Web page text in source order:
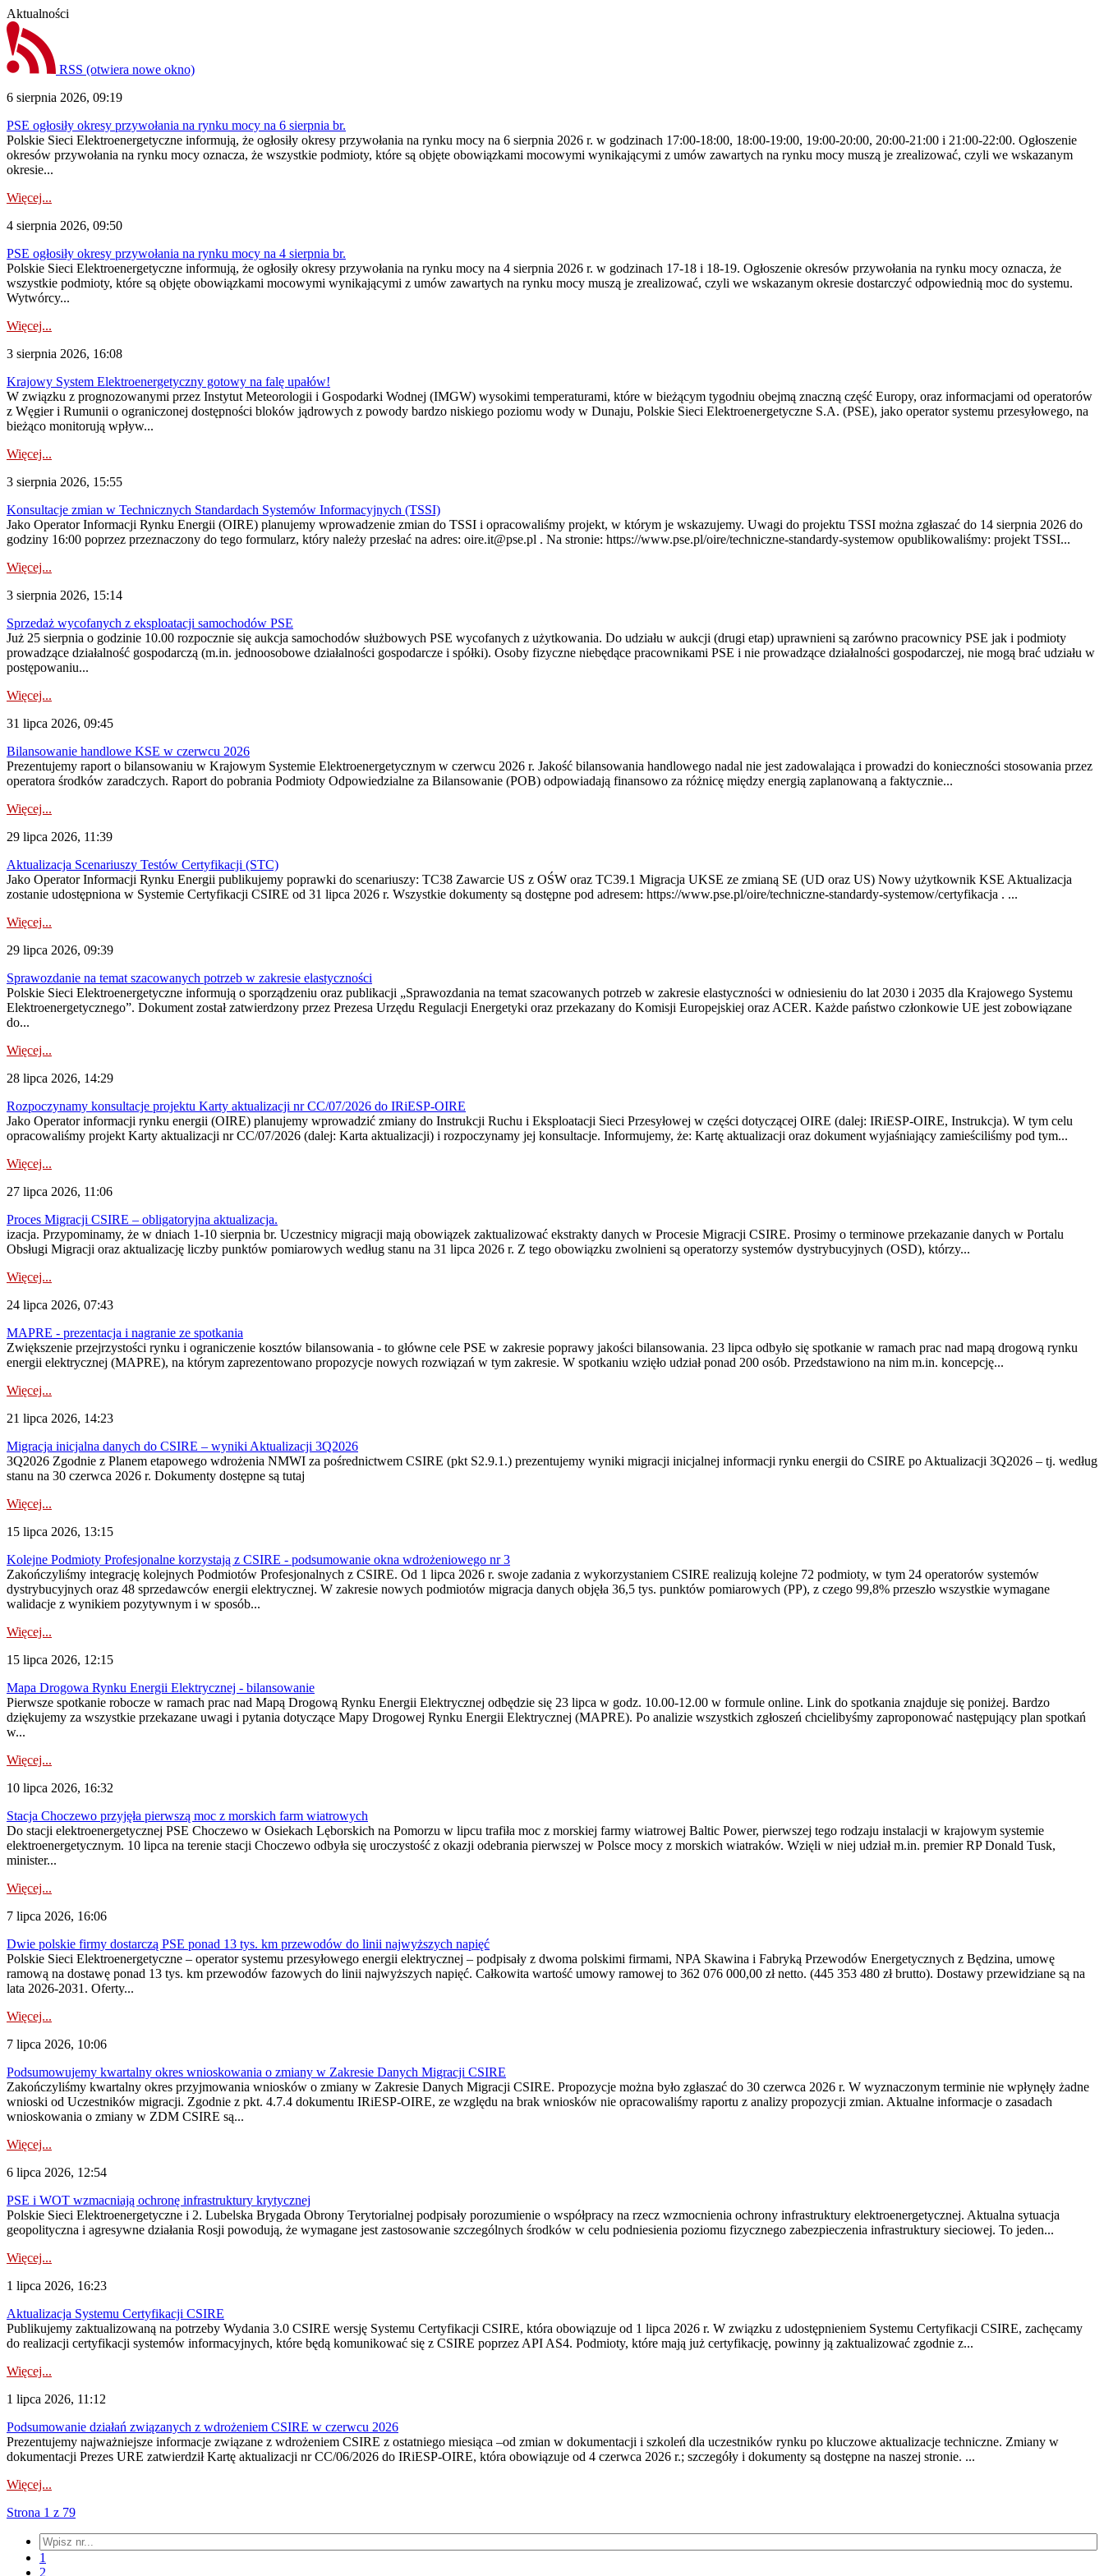
Aktualności
RSS (otwiera nowe okno)
6 sierpnia 2026, 09:19
PSE ogłosiły okresy przywołania na rynku mocy na 6 sierpnia br.
Polskie Sieci Elektroenergetyczne informują, że ogłosiły okresy przywołania na rynku mocy na 6 sierpnia 2026 r. w godzinach 17:00-18:00, 18:00-19:00, 19:00-20:00, 20:00-21:00 i 21:00-22:00. Ogłoszenie
okresów przywołania na rynku mocy oznacza, że wszystkie podmioty, które są objęte obowiązkami mocowymi wynikającymi z umów zawartych na rynku mocy muszą je zrealizować, czyli we wskazanym
okresie...
Więcej...
4 sierpnia 2026, 09:50
PSE ogłosiły okresy przywołania na rynku mocy na 4 sierpnia br.
Polskie Sieci Elektroenergetyczne informują, że ogłosiły okresy przywołania na rynku mocy na 4 sierpnia 2026 r. w godzinach 17-18 i 18-19. Ogłoszenie okresów przywołania na rynku mocy oznacza, że
wszystkie podmioty, które są objęte obowiązkami mocowymi wynikającymi z umów zawartych na rynku mocy muszą je zrealizować, czyli we wskazanym okresie dostarczyć odpowiednią moc do systemu.
Wytwórcy...
Więcej...
3 sierpnia 2026, 16:08
Krajowy System Elektroenergetyczny gotowy na falę upałów!
W związku z prognozowanymi przez Instytut Meteorologii i Gospodarki Wodnej (IMGW) wysokimi temperaturami, które w bieżącym tygodniu obejmą znaczną część Europy, oraz informacjami od operatorów
z Węgier i Rumunii o ograniczonej dostępności bloków jądrowych z powody bardzo niskiego poziomu wody w Dunaju, Polskie Sieci Elektroenergetyczne S.A. (PSE), jako operator systemu przesyłowego, na
bieżąco monitorują wpływ...
Więcej...
3 sierpnia 2026, 15:55
Konsultacje zmian w Technicznych Standardach Systemów Informacyjnych (TSSI)
Jako Operator Informacji Rynku Energii (OIRE) planujemy wprowadzenie zmian do TSSI i opracowaliśmy projekt, w którym je wskazujemy. Uwagi do projektu TSSI można zgłaszać do 14 sierpnia 2026 do
godziny 16:00 poprzez przeznaczony do tego formularz, który należy przesłać na adres: oire.it@pse.pl . Na stronie: https://www.pse.pl/oire/techniczne-standardy-systemow opublikowaliśmy: projekt TSSI...
Więcej...
3 sierpnia 2026, 15:14
Sprzedaż wycofanych z eksploatacji samochodów PSE
Już 25 sierpnia o godzinie 10.00 rozpocznie się aukcja samochodów służbowych PSE wycofanych z użytkowania. Do udziału w aukcji (drugi etap) uprawnieni są zarówno pracownicy PSE jak i podmioty
prowadzące działalność gospodarczą (m.in. jednoosobowe działalności gospodarcze i spółki). Osoby fizyczne niebędące pracownikami PSE i nie prowadzące działalności gospodarczej, nie mogą brać udziału w
postępowaniu...
Więcej...
31 lipca 2026, 09:45
Bilansowanie handlowe KSE w czerwcu 2026
Prezentujemy raport o bilansowaniu w Krajowym Systemie Elektroenergetycznym w czerwcu 2026 r. Jakość bilansowania handlowego nadal nie jest zadowalająca i prowadzi do konieczności stosowania przez
operatora środków zaradczych. Raport do pobrania Podmioty Odpowiedzialne za Bilansowanie (POB) odpowiadają finansowo za różnicę między energią zaplanowaną a faktycznie...
Więcej...
29 lipca 2026, 11:39
Aktualizacja Scenariuszy Testów Certyfikacji (STC)
Jako Operator Informacji Rynku Energii publikujemy poprawki do scenariuszy: TC38 Zawarcie US z OŚW oraz TC39.1 Migracja UKSE ze zmianą SE (UD oraz US) Nowy użytkownik KSE Aktualizacja
zostanie udostępniona w Systemie Certyfikacji CSIRE od 31 lipca 2026 r. Wszystkie dokumenty są dostępne pod adresem: https://www.pse.pl/oire/techniczne-standardy-systemow/certyfikacja . ...
Więcej...
29 lipca 2026, 09:39
Sprawozdanie na temat szacowanych potrzeb w zakresie elastyczności
Polskie Sieci Elektroenergetyczne informują o sporządzeniu oraz publikacji „Sprawozdania na temat szacowanych potrzeb w zakresie elastyczności w odniesieniu do lat 2030 i 2035 dla Krajowego Systemu
Elektroenergetycznego”. Dokument został zatwierdzony przez Prezesa Urzędu Regulacji Energetyki oraz przekazany do Komisji Europejskiej oraz ACER. Każde państwo członkowie UE jest zobowiązane
do...
Więcej...
28 lipca 2026, 14:29
Rozpoczynamy konsultacje projektu Karty aktualizacji nr CC/07/2026 do IRiESP-OIRE
Jako Operator informacji rynku energii (OIRE) planujemy wprowadzić zmiany do Instrukcji Ruchu i Eksploatacji Sieci Przesyłowej w części dotyczącej OIRE (dalej: IRiESP-OIRE, Instrukcja). W tym celu
opracowaliśmy projekt Karty aktualizacji nr CC/07/2026 (dalej: Karta aktualizacji) i rozpoczynamy jej konsultacje. Informujemy, że: Kartę aktualizacji oraz dokument wyjaśniający zamieściliśmy pod tym...
Więcej...
27 lipca 2026, 11:06
Proces Migracji CSIRE – obligatoryjna aktualizacja.
izacja. Przypominamy, że w dniach 1-10 sierpnia br. Uczestnicy migracji mają obowiązek zaktualizować ekstrakty danych w Procesie Migracji CSIRE. Prosimy o terminowe przekazanie danych w Portalu
Obsługi Migracji oraz aktualizację liczby punktów pomiarowych według stanu na 31 lipca 2026 r. Z tego obowiązku zwolnieni są operatorzy systemów dystrybucyjnych (OSD), którzy...
Więcej...
24 lipca 2026, 07:43
MAPRE - prezentacja i nagranie ze spotkania
Zwiększenie przejrzystości rynku i ograniczenie kosztów bilansowania - to główne cele PSE w zakresie poprawy jakości bilansowania. 23 lipca odbyło się spotkanie w ramach prac nad mapą drogową rynku
energii elektrycznej (MAPRE), na którym zaprezentowano propozycje nowych rozwiązań w tym zakresie. W spotkaniu wzięło udział ponad 200 osób. Przedstawiono na nim m.in. koncepcję...
Więcej...
21 lipca 2026, 14:23
Migracja inicjalna danych do CSIRE – wyniki Aktualizacji 3Q2026
3Q2026 Zgodnie z Planem etapowego wdrożenia NMWI za pośrednictwem CSIRE (pkt S2.9.1.) prezentujemy wyniki migracji inicjalnej informacji rynku energii do CSIRE po Aktualizacji 3Q2026 – tj. według
stanu na 30 czerwca 2026 r. Dokumenty dostępne są tutaj
Więcej...
15 lipca 2026, 13:15
Kolejne Podmioty Profesjonalne korzystają z CSIRE - podsumowanie okna wdrożeniowego nr 3
Zakończyliśmy integrację kolejnych Podmiotów Profesjonalnych z CSIRE. Od 1 lipca 2026 r. swoje zadania z wykorzystaniem CSIRE realizują kolejne 72 podmioty, w tym 24 operatorów systemów
dystrybucyjnych oraz 48 sprzedawców energii elektrycznej. W zakresie nowych podmiotów migracja danych objęła 36,5 tys. punktów pomiarowych (PP), z czego 99,8% przeszło wszystkie wymagane
walidacje z wynikiem pozytywnym i w sposób...
Więcej...
15 lipca 2026, 12:15
Mapa Drogowa Rynku Energii Elektrycznej - bilansowanie
Pierwsze spotkanie robocze w ramach prac nad Mapą Drogową Rynku Energii Elektrycznej odbędzie się 23 lipca w godz. 10.00-12.00 w formule online. Link do spotkania znajduje się poniżej. Bardzo
dziękujemy za wszystkie przekazane uwagi i pytania dotyczące Mapy Drogowej Rynku Energii Elektrycznej (MAPRE). Po analizie wszystkich zgłoszeń chcielibyśmy zaproponować następujący plan spotkań
w...
Więcej...
10 lipca 2026, 16:32
Stacja Choczewo przyjęła pierwszą moc z morskich farm wiatrowych
Do stacji elektroenergetycznej PSE Choczewo w Osiekach Lęborskich na Pomorzu w lipcu trafiła moc z morskiej farmy wiatrowej Baltic Power, pierwszej tego rodzaju instalacji w krajowym systemie
elektroenergetycznym. 10 lipca na terenie stacji Choczewo odbyła się uroczystość z okazji odebrania pierwszej w Polsce mocy z morskich wiatraków. Wzięli w niej udział m.in. premier RP Donald Tusk,
minister...
Więcej...
7 lipca 2026, 16:06
Dwie polskie firmy dostarczą PSE ponad 13 tys. km przewodów do linii najwyższych napięć
Polskie Sieci Elektroenergetyczne – operator systemu przesyłowego energii elektrycznej – podpisały z dwoma polskimi firmami, NPA Skawina i Fabryką Przewodów Energetycznych z Będzina, umowę
ramową na dostawę ponad 13 tys. km przewodów fazowych do linii najwyższych napięć. Całkowita wartość umowy ramowej to 362 076 000,00 zł netto. (445 353 480 zł brutto). Dostawy przewidziane są na
lata 2026-2031. Oferty...
Więcej...
7 lipca 2026, 10:06
Podsumowujemy kwartalny okres wnioskowania o zmiany w Zakresie Danych Migracji CSIRE
Zakończyliśmy kwartalny okres przyjmowania wniosków o zmiany w Zakresie Danych Migracji CSIRE. Propozycje można było zgłaszać do 30 czerwca 2026 r. W wyznaczonym terminie nie wpłynęły żadne
wnioski od Uczestników migracji. Zgodnie z pkt. 4.7.4 dokumentu IRiESP-OIRE, ze względu na brak wniosków nie opracowaliśmy raportu z analizy propozycji zmian. Aktualne informacje o zasadach
wnioskowania o zmiany w ZDM CSIRE są...
Więcej...
6 lipca 2026, 12:54
PSE i WOT wzmacniają ochronę infrastruktury krytycznej
Polskie Sieci Elektroenergetyczne i 2. Lubelska Brygada Obrony Terytorialnej podpisały porozumienie o współpracy na rzecz wzmocnienia ochrony infrastruktury elektroenergetycznej. Aktualna sytuacja
geopolityczna i agresywne działania Rosji powodują, że wymagane jest zastosowanie szczególnych środków w celu podniesienia poziomu fizycznego zabezpieczenia infrastruktury sieciowej. To jeden...
Więcej...
1 lipca 2026, 16:23
Aktualizacja Systemu Certyfikacji CSIRE
Publikujemy zaktualizowaną na potrzeby Wydania 3.0 CSIRE wersję Systemu Certyfikacji CSIRE, która obowiązuje od 1 lipca 2026 r. W związku z udostępnieniem Systemu Certyfikacji CSIRE, zachęcamy
do realizacji certyfikacji systemów informacyjnych, które będą komunikować się z CSIRE poprzez API AS4. Podmioty, które mają już certyfikację, powinny ją zaktualizować zgodnie z...
Więcej...
1 lipca 2026, 11:12
Podsumowanie działań związanych z wdrożeniem CSIRE w czerwcu 2026
Prezentujemy najważniejsze informacje związane z wdrożeniem CSIRE z ostatniego miesiąca –od zmian w dokumentacji i szkoleń dla uczestników rynku po kluczowe aktualizacje techniczne. Zmiany w
dokumentacji Prezes URE zatwierdził Kartę aktualizacji nr CC/06/2026 do IRiESP‑OIRE, która obowiązuje od 4 czerwca 2026 r.; szczegóły i dokumenty są dostępne na naszej stronie. ...
Więcej...
Strona 1 z 79
1
2